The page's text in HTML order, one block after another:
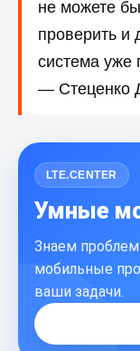
не можете
проверить и
система уже
— Стеценко
LTE.CENTER
Умные
Знаем
мобильные
ваши задачи.